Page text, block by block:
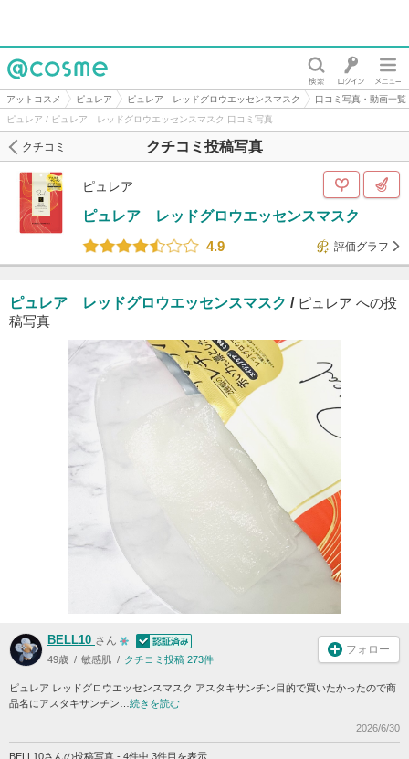
@cosme
アットコスメ ピュレア ピュレア レッドグロウエッセンスマスク
口コミ写真・動画一覧
ピュレア / ピュレア レッドグロウエッセンスマスク 口コミ写真
クチコミ投稿写真
クチコミ
ピュレア
ピュレア レッドグロウエッセンスマスク
4.9
評価グラフ
ピュレア レッドグロウエッセンスマスク / ピュレア への投
稿写真
BELL10 さん
49歳 敏感肌 クチコミ投稿 273件
フォロー
ピュレア レッドグロウエッセンスマスク アスタキサンチン目的で買いたかったので商
品名にアスタキサンチン… 続きを読む
2026/6/30
BELL10さんの投稿写真 - 4件中 3件目を表示